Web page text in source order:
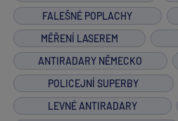
FALEŠNÉ POPLACHY
MĚŘENÍ LASEREM
ANTIRADARY NĚMECKO
POLICEJNÍ SUPERBY
LEVNÉ ANTIRADARY